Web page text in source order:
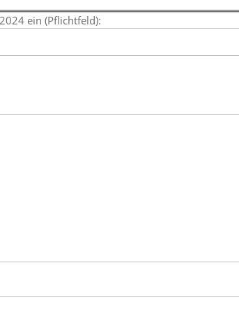
ein (Pflichtfeld):